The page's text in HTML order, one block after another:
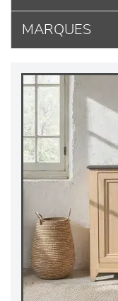
MARQUES